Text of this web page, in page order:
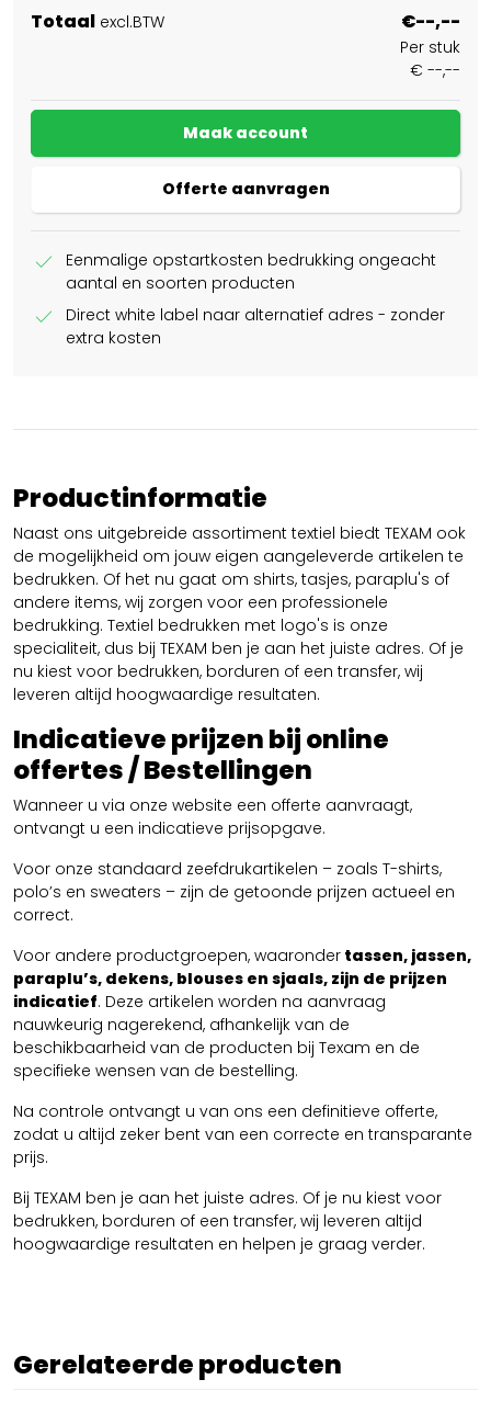
Totaal excl.BTW €--,--
Per stuk
€ --,--
Maak account
Offerte aanvragen
check
Eenmalige opstartkosten bedrukking ongeacht
aantal en soorten producten
check
Direct white label naar alternatief adres - zonder
extra kosten
Productinformatie
Naast ons uitgebreide assortiment textiel biedt TEXAM ook
de mogelijkheid om jouw eigen aangeleverde artikelen te
bedrukken. Of het nu gaat om shirts, tasjes, paraplu's of
andere items, wij zorgen voor een professionele
bedrukking. Textiel bedrukken met logo's is onze
specialiteit, dus bij TEXAM ben je aan het juiste adres. Of je
nu kiest voor bedrukken, borduren of een transfer, wij
leveren altijd hoogwaardige resultaten.
Indicatieve prijzen bij online
offertes / Bestellingen
Wanneer u via onze website een offerte aanvraagt,
ontvangt u een indicatieve prijsopgave.
Voor onze standaard zeefdrukartikelen – zoals T-shirts,
polo’s en sweaters – zijn de getoonde prijzen actueel en
correct.
Voor andere productgroepen, waaronder tassen, jassen,
paraplu’s, dekens, blouses en sjaals, zijn de prijzen
indicatief. Deze artikelen worden na aanvraag
nauwkeurig nagerekend, afhankelijk van de
beschikbaarheid van de producten bij Texam en de
specifieke wensen van de bestelling.
Na controle ontvangt u van ons een definitieve offerte,
zodat u altijd zeker bent van een correcte en transparante
prijs.
Bij TEXAM ben je aan het juiste adres. Of je nu kiest voor
bedrukken, borduren of een transfer, wij leveren altijd
hoogwaardige resultaten en helpen je graag verder.
Gerelateerde producten